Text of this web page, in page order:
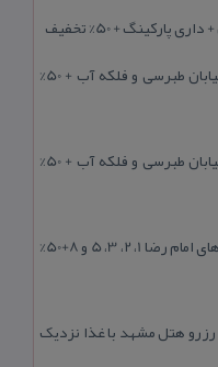
+ 50% تخفیف
لیست هتل آپارتمان های مشهد در هتل خیابان طبرسی و فلکه آب + 50%
لیست هتل آپارتمان های مشهد در هتل خیابان طبرسی و فلکه آب + 50%
رزرو هتل در خیابان امام رضا مشهد | هتل‌ های امام رضا 1، 2، 3، 5 و 8+50%
هتل مشهد با غذا نزدیک